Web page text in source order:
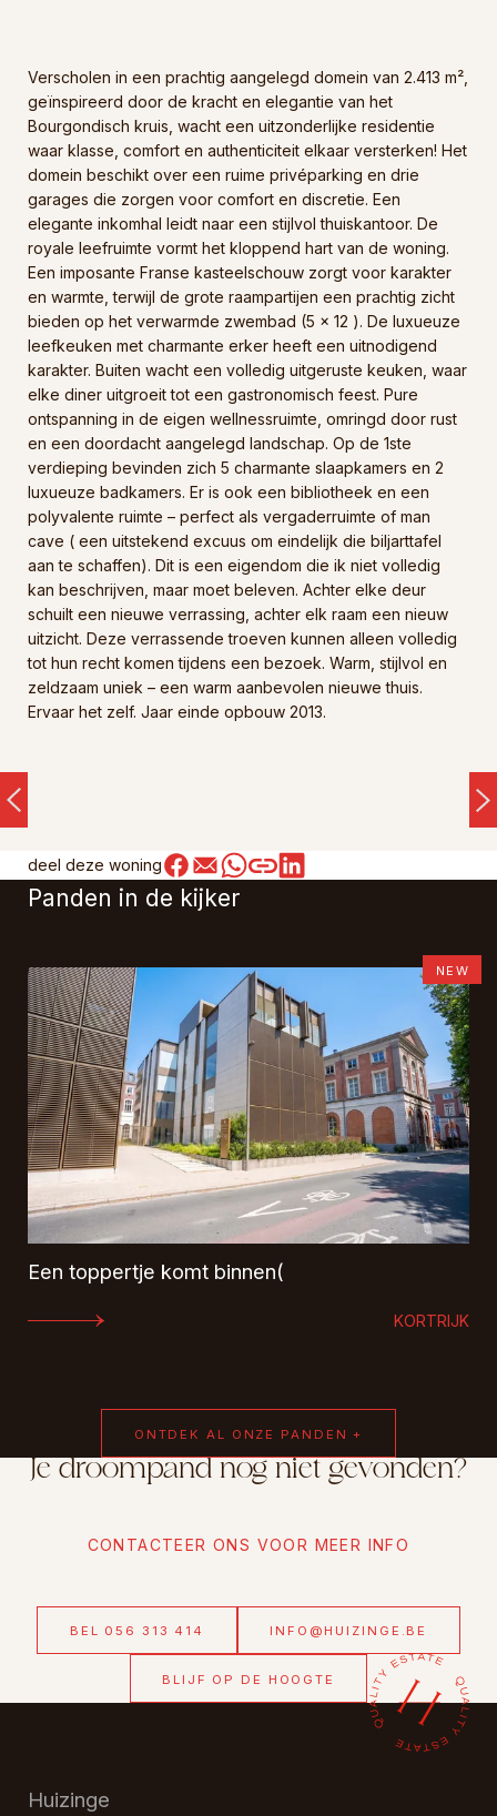
Verscholen in een prachtig aangelegd domein van 2.413 m²,
geïnspireerd door de kracht en elegantie van het
Bourgondisch kruis, wacht een uitzonderlijke residentie
waar klasse, comfort en authenticiteit elkaar versterken! Het
domein beschikt over een ruime privéparking en drie
garages die zorgen voor comfort en discretie. Een
elegante inkomhal leidt naar een stijlvol thuiskantoor. De
royale leefruimte vormt het kloppend hart van de woning.
Een imposante Franse kasteelschouw zorgt voor karakter
en warmte, terwijl de grote raampartijen een prachtig zicht
bieden op het verwarmde zwembad (5 x 12 ). De luxueuze
leefkeuken met charmante erker heeft een uitnodigend
karakter. Buiten wacht een volledig uitgeruste keuken, waar
elke diner uitgroeit tot een gastronomisch feest. Pure
ontspanning in de eigen wellnessruimte, omringd door rust
en een doordacht aangelegd landschap. Op de 1ste
verdieping bevinden zich 5 charmante slaapkamers en 2
luxueuze badkamers. Er is ook een bibliotheek en een
polyvalente ruimte – perfect als vergaderruimte of man
cave ( een uitstekend excuus om eindelijk die biljarttafel
aan te schaffen). Dit is een eigendom die ik niet volledig
kan beschrijven, maar moet beleven. Achter elke deur
schuilt een nieuwe verrassing, achter elk raam een nieuw
uitzicht. Deze verrassende troeven kunnen alleen volledig
tot hun recht komen tijdens een bezoek. Warm, stijlvol en
zeldzaam uniek – een warm aanbevolen nieuwe thuis.
Ervaar het zelf. Jaar einde opbouw 2013.
deel deze woning
Panden in de kijker
NEW
Een toppertje komt binnen(
KORTRIJK
ONTDEK AL ONZE PANDEN +
Je droompand nog niet gevonden?
CONTACTEER ONS VOOR MEER INFO
BEL 056 313 414 INFO@HUIZINGE.BE
BLIJF OP DE HOOGTE
Huizinge